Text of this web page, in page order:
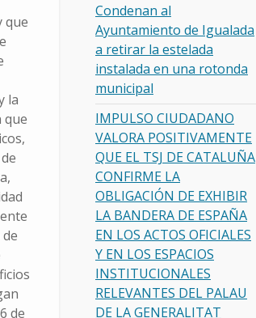
que
la
que
de
Condenan al
Ayuntamiento de Igualada
a retirar la estelada
instalada en una rotonda
municipal
IMPULSO CIUDADANO
VALORA POSITIVAMENTE
QUE EL TSJ DE CATALUÑA
CONFIRME LA
OBLIGACIÓN DE EXHIBIR
LA BANDERA DE ESPAÑA
EN LOS ACTOS OFICIALES
Y EN LOS ESPACIOS
INSTITUCIONALES
RELEVANTES DEL PALAU
DE LA GENERALITAT